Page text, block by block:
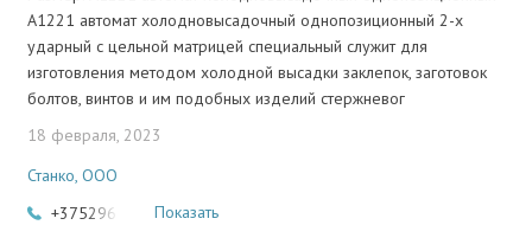
А1221 автомат холодновысадочный однопозиционный 2-х
ударный с цельной матрицей специальный служит для
изготовления методом холодной высадки заклепок, заготовок
болтов, винтов и им подобных изделий стержневог
18 февраля, 2023
Станко, ООО
+375296772269Показать